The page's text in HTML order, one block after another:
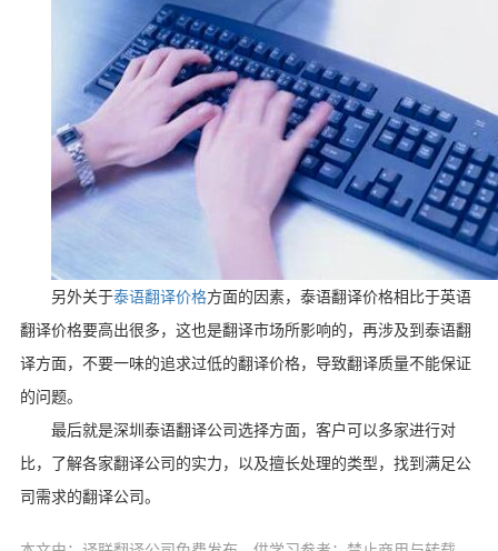
另外关于泰语翻译价格方面的因素，泰语翻译价格相比于英语
翻译价格要高出很多，这也是翻译市场所影响的，再涉及到泰语翻
译方面，不要一味的追求过低的翻译价格，导致翻译质量不能保证
的问题。
最后就是深圳泰语翻译公司选择方面，客户可以多家进行对
比，了解各家翻译公司的实力，以及擅长处理的类型，找到满足公
司需求的翻译公司。